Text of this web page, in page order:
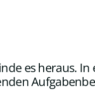
es heraus. In